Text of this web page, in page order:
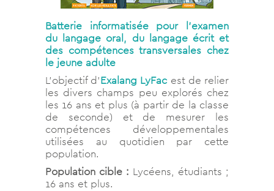
Batterie informatisée pour l’examen
du langage oral, du langage écrit et
des compétences transversales chez
le jeune adulte
L’objectif d’Exalang LyFacest de relier
les divers champs peu explorés chez
les 16 ans et plus (à partir de la classe
de seconde) et de mesurer les
compétences développementales
utilisées au quotidien par cette
population.
Population cible : Lycéens, étudiants ;
16 ans et plus.